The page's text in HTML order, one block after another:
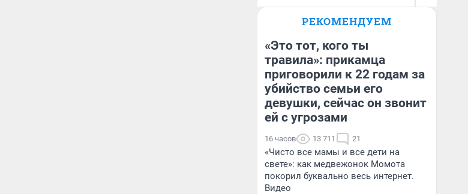
Анастасия Завгородняя
РЕКОМЕНДУЕМ
«Это тот, кого ты
травила»: прикамца
приговорили к 22 годам за
убийство семьи его
девушки, сейчас он звонит
ей с угрозами
16 часов 13 711 21
«Чисто все мамы и все дети на
свете»: как медвежонок Момота
покорил буквально весь интернет.
Видео